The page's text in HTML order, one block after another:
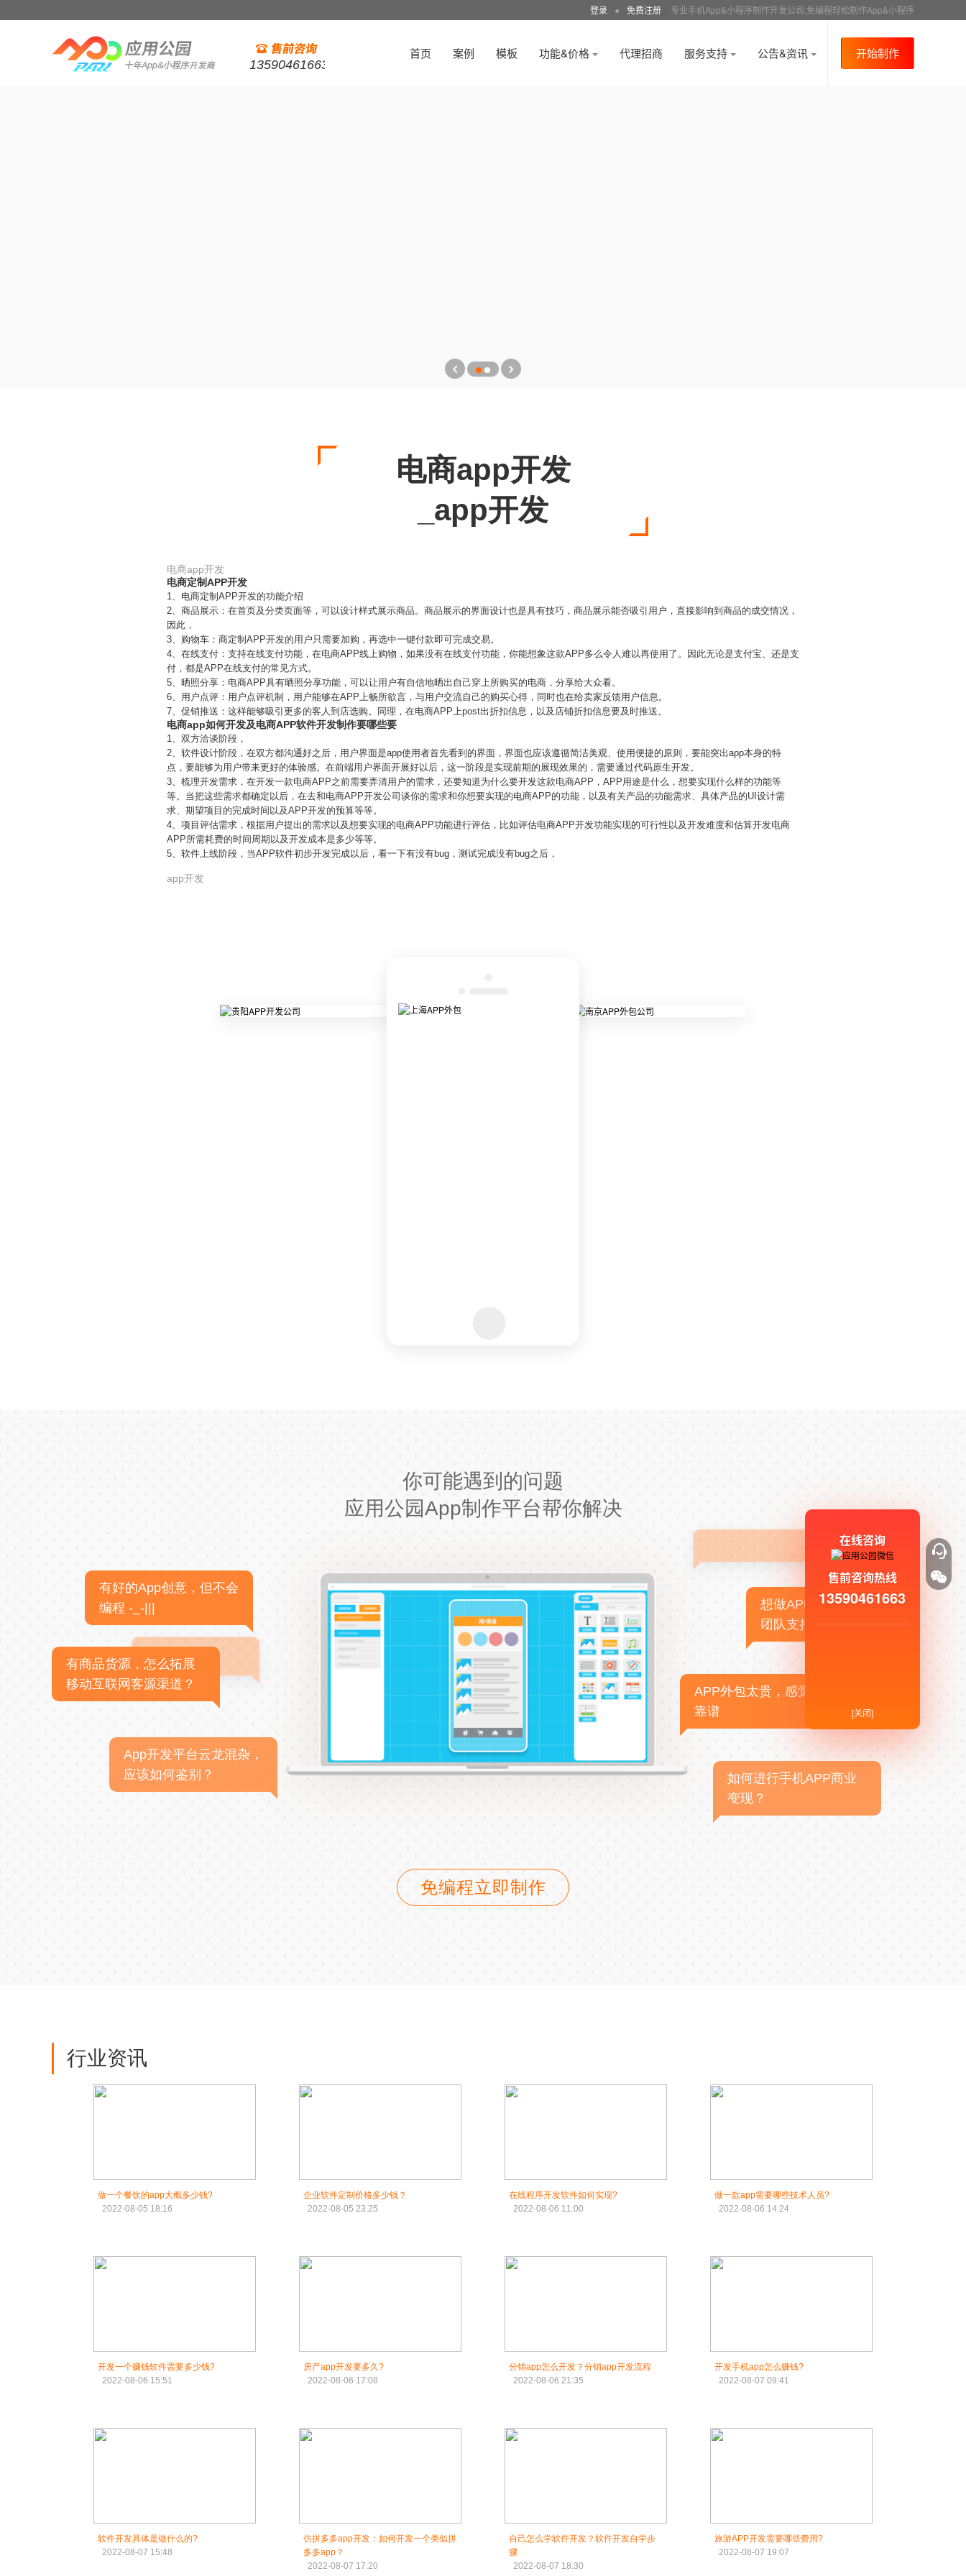
登录 ● 免费注册 专业手机App&小程序制作开发公司,免编程轻松制作App&小程序
13590461663
首页 案例 模板 功能&价格 代理招商 服务支持 公告&资讯 开始制作
电商app开发
_app开发
电商app开发
电商定制APP开发
1、电商定制APP开发的功能介绍
2、商品展示：在首页及分类页面等，可以设计样式展示商品。商品展示的界面设计也是具有技巧，商品展示能否吸引用户，直接影响到商品的成交情况，
因此，
3、购物车：商定制APP开发的用户只需要加购，再选中一键付款即可完成交易。
4、在线支付：支持在线支付功能，在电商APP线上购物，如果没有在线支付功能，你能想象这款APP多么令人难以再使用了。因此无论是支付宝、还是支
付，都是APP在线支付的常见方式。
5、晒照分享：电商APP具有晒照分享功能，可以让用户有自信地晒出自己穿上所购买的电商，分享给大众看。
6、用户点评：用户点评机制，用户能够在APP上畅所欲言，与用户交流自己的购买心得，同时也在给卖家反馈用户信息。
7、促销推送：这样能够吸引更多的客人到店选购。同理，在电商APP上post出折扣信息，以及店铺折扣信息要及时推送。
电商app如何开发及电商APP软件开发制作要哪些要
1、双方洽谈阶段，
2、软件设计阶段，在双方都沟通好之后，用户界面是app使用者首先看到的界面，界面也应该遵循简洁美观、使用便捷的原则，要能突出app本身的特
点，要能够为用户带来更好的体验感。在前端用户界面开展好以后，这一阶段是实现前期的展现效果的，需要通过代码原生开发。
3、梳理开发需求，在开发一款电商APP之前需要弄清用户的需求，还要知道为什么要开发这款电商APP，APP用途是什么，想要实现什么样的功能等
等。当把这些需求都确定以后，在去和电商APP开发公司谈你的需求和你想要实现的电商APP的功能，以及有关产品的功能需求、具体产品的UI设计需
求、期望项目的完成时间以及APP开发的预算等等。
4、项目评估需求，根据用户提出的需求以及想要实现的电商APP功能进行评估，比如评估电商APP开发功能实现的可行性以及开发难度和估算开发电商
APP所需耗费的时间周期以及开发成本是多少等等。
5、软件上线阶段，当APP软件初步开发完成以后，看一下有没有bug，测试完成没有bug之后，
app开发
你可能遇到的问题
应用公园App制作平台帮你解决
有好的App创意，但不会
编程 -_-|||
有商品货源，怎么拓展
移动互联网客源渠道？
App开发平台云龙混杂，
应该如何鉴别？
想做APP，但没有技术
团队支持
APP外包太贵，感觉不
靠谱
如何进行手机APP商业
变现？
免编程立即制作
行业资讯
做一个餐饮的app大概多少钱?
2022-08-05 18:16
企业软件定制价格多少钱？
2022-08-05 23:25
在线程序开发软件如何实现?
2022-08-06 11:00
做一款app需要哪些技术人员?
2022-08-06 14:24
开发一个赚钱软件需要多少钱?
2022-08-06 15:51
房产app开发要多久?
2022-08-06 17:08
分销app怎么开发？分销app开发流程
2022-08-06 21:35
开发手机app怎么赚钱?
2022-08-07 09:41
软件开发具体是做什么的?
2022-08-07 15:48
仿拼多多app开发：如何开发一个类似拼
多多app？
2022-08-07 17:20
自己怎么学软件开发？软件开发自学步
骤
2022-08-07 18:30
旅游APP开发需要哪些费用?
2022-08-07 19:07
在线咨询
售前咨询热线
13590461663
[关闭]